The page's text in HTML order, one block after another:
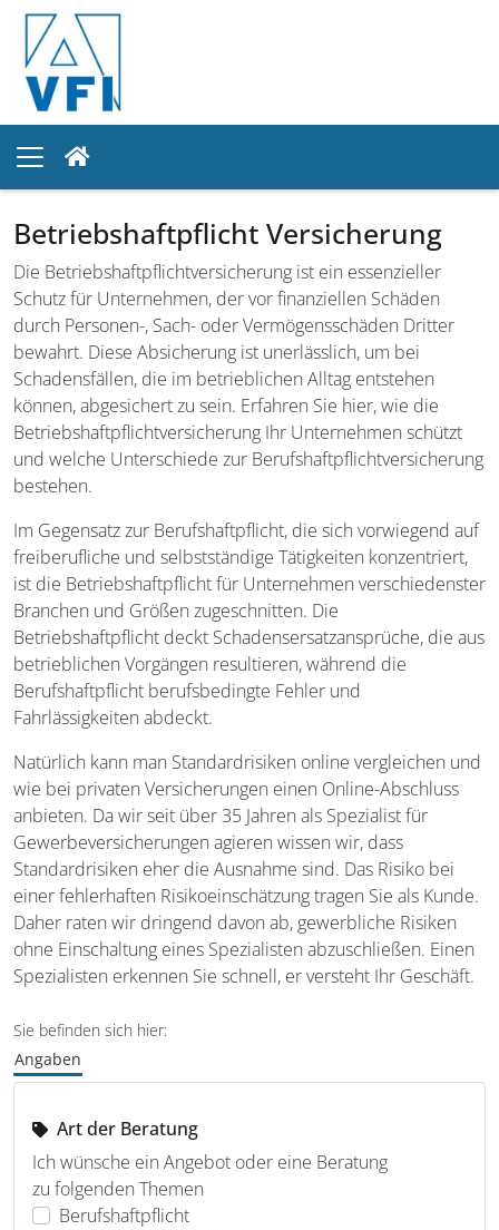
Betriebshaftpflicht Versicherung
Die Betriebshaftpflichtversicherung ist ein essenzieller
Schutz für Unternehmen, der vor finanziellen Schäden
durch Personen-, Sach- oder Vermögensschäden Dritter
bewahrt. Diese Absicherung ist unerlässlich, um bei
Schadensfällen, die im betrieblichen Alltag entstehen
können, abgesichert zu sein. Erfahren Sie hier, wie die
Betriebshaftpflichtversicherung Ihr Unternehmen schützt
und welche Unterschiede zur Berufshaftpflichtversicherung
bestehen.
Im Gegensatz zur Berufshaftpflicht, die sich vorwiegend auf
freiberufliche und selbstständige Tätigkeiten konzentriert,
ist die Betriebshaftpflicht für Unternehmen verschiedenster
Branchen und Größen zugeschnitten. Die
Betriebshaftpflicht deckt Schadensersatzansprüche, die aus
betrieblichen Vorgängen resultieren, während die
Berufshaftpflicht berufsbedingte Fehler und
Fahrlässigkeiten abdeckt.
Natürlich kann man Standardrisiken online vergleichen und
wie bei privaten Versicherungen einen Online-Abschluss
anbieten. Da wir seit über 35 Jahren als Spezialist für
Gewerbeversicherungen agieren wissen wir, dass
Standardrisiken eher die Ausnahme sind. Das Risiko bei
einer fehlerhaften Risikoeinschätzung tragen Sie als Kunde.
Daher raten wir dringend davon ab, gewerbliche Risiken
ohne Einschaltung eines Spezialisten abzuschließen. Einen
Spezialisten erkennen Sie schnell, er versteht Ihr Geschäft.
Sie befinden sich hier:
Angaben
Art der Beratung
Ich wünsche ein Angebot oder eine Beratung
zu folgenden Themen
Berufshaftpflicht